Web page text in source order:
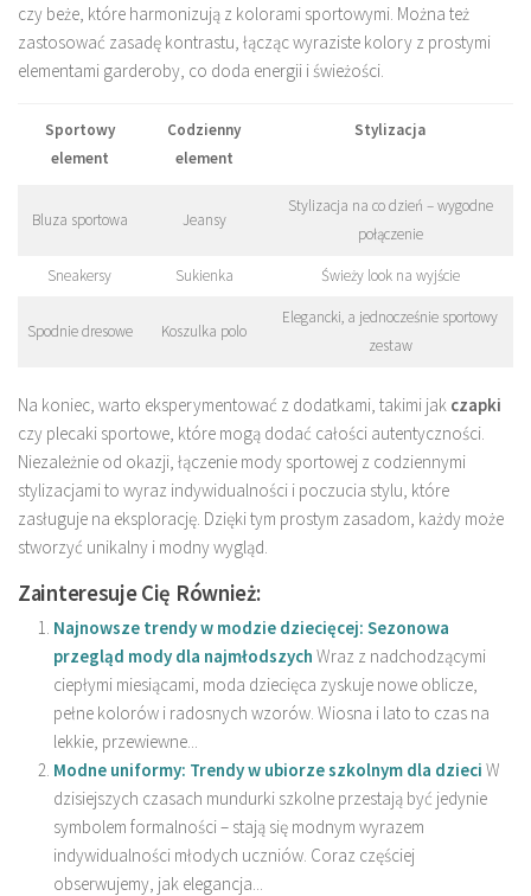
czy beże, które harmonizują z kolorami sportowymi. Można też
zastosować zasadę kontrastu, łącząc wyraziste kolory z prostymi
elementami garderoby, co doda energii i świeżości.
Sportowy
element
Codzienny
element
Stylizacja
Bluza sportowa Jeansy
Stylizacja na co dzień – wygodne
połączenie
Sneakersy Sukienka Świeży look na wyjście
Spodnie dresowe Koszulka polo
Elegancki, a jednocześnie sportowy
zestaw
Na koniec, warto eksperymentować z dodatkami, takimi jak czapki
czy plecaki sportowe, które mogą dodać całości autentyczności.
Niezależnie od okazji, łączenie mody sportowej z codziennymi
stylizacjami to wyraz indywidualności i poczucia stylu, które
zasługuje na eksplorację. Dzięki tym prostym zasadom, każdy może
stworzyć unikalny i modny wygląd.
Zainteresuje Cię Również:
Najnowsze trendy w modzie dziecięcej: Sezonowa
przegląd mody dla najmłodszych Wraz z nadchodzącymi
ciepłymi miesiącami, moda dziecięca zyskuje nowe oblicze,
pełne kolorów i radosnych wzorów. Wiosna i lato to czas na
lekkie, przewiewne...
Modne uniformy: Trendy w ubiorze szkolnym dla dzieci W
dzisiejszych czasach mundurki szkolne przestają być jedynie
symbolem formalności – stają się modnym wyrazem
indywidualności młodych uczniów. Coraz częściej
obserwujemy, jak elegancja...